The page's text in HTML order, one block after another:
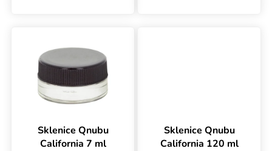
Sklenice Qnubu
California 7 ml
Sklenice Qnubu
California 120 ml